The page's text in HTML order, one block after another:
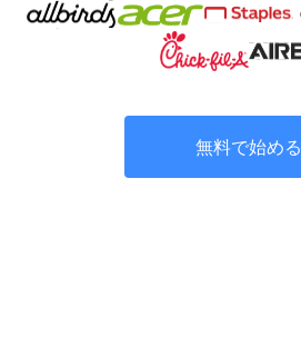
無料で始める